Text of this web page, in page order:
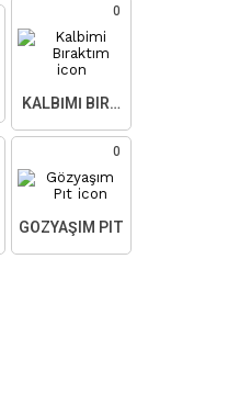
0
KALBIMI BIRAKTIM
0
GÖZYAŞIM PIT